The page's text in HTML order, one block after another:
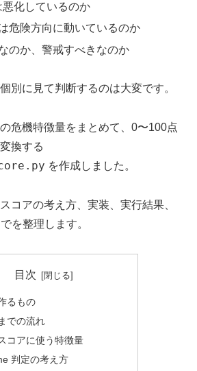
化しているのか
危険方向に動いているのか
のか、警戒すべきなのか
別に見て判断するのは大変です。
危機特徴量をまとめて、0〜100点
換する
を作成しました。
コアの考え方、実装、実行結果、
を整理します。
目次
るもの
での流れ
コアに使う特徴量
判定の考え方